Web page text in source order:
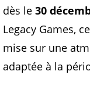
dès le 30
Legacy Games,
mise sur une
adaptée à la